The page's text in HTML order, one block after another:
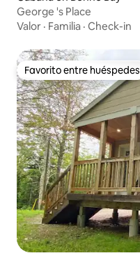
George 's Place
Valor · Familia · Check-in
Favorito entre huéspedes
Favorito entre huéspedes